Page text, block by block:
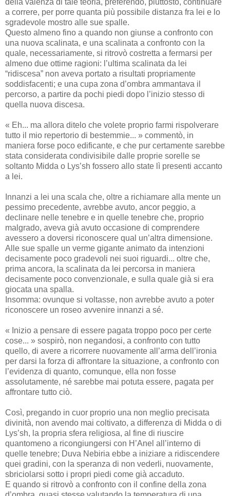
a correre, per porre quanta più possibile distanza fra lei e lo
sgradevole mostro alle sue spalle.
Questo almeno fino a quando non giunse a confronto con
una nuova scalinata, e una scalinata a confronto con la
quale, necessariamente, si ritrovò costretta a fermarsi per
almeno due ottime ragioni: l’ultima scalinata da lei
“ridiscesa” non aveva portato a risultati propriamente
soddisfacenti; e una cupa zona d’ombra ammantava il
percorso, a partire da pochi piedi dopo l’inizio stesso di
quella nuova discesa.
« Eh... ma allora ditelo che volete proprio farmi rispolverare
tutto il mio repertorio di bestemmie... » commentò, in
maniera forse poco edificante, e che pur certamente sarebbe
stata considerata condivisibile dalle proprie sorelle se
soltanto Midda o Lys’sh fossero allo state lì presenti accanto
a lei.
Innanzi a lei una scala che, oltre a richiamare alla mente un
pessimo precedente, avrebbe avuto, ancor peggio, a
declinare nelle tenebre e in quelle tenebre che, proprio
malgrado, aveva già avuto occasione di comprendere
avessero a doversi riconoscere qual un’altra dimensione.
Alle sue spalle un verme gigante animato da intenzioni
decisamente poco gradevoli nei suoi riguardi... oltre che,
prima ancora, la scalinata da lei percorsa in maniera
decisamente poco convenzionale, e sulla quale già si era
giocata una spalla.
Insomma: ovunque si voltasse, non avrebbe avuto a poter
riconoscere un roseo avvenire innanzi a sé.
« Inizio a pensare di essere pagata troppo poco per certe
cose... » sospirò, non negandosi, a confronto con tutto
quello, di avere a ricorrere nuovamente all’arma dell’ironia
per darsi la forza di affrontare la situazione, a confronto con
l’evidenza di quanto, comunque, ella non fosse
assolutamente, né sarebbe mai potuta essere, pagata per
affrontare tutto ciò.
Così, pregando in cuor proprio una non meglio precisata
divinità, non avendo mai coltivato, a differenza di Midda o di
Lys’sh, la propria sfera religiosa, al fine di riuscire
quantomeno a ricongiungersi con H’Anel all’interno di
quelle tenebre; Duva Nebiria ebbe a iniziare a ridiscendere
quei gradini, con la speranza di non vederli, nuovamente,
sbriciolarsi sotto i propri piedi come già accaduto.
E quando si ritrovò a confronto con il confine della zona